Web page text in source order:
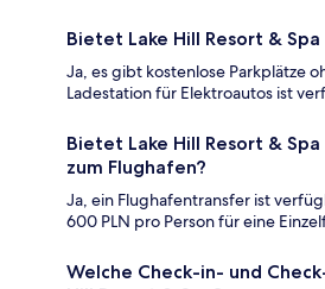
Bietet Lake Hill Resort &
Ja, es gibt kostenlose Parkplätze
Ladestation für Elektroautos ist
Bietet Lake Hill Resort &
zum Flughafen?
Ja, ein Flughafentransfer ist
600 PLN pro Person für eine
Welche Check-in- und